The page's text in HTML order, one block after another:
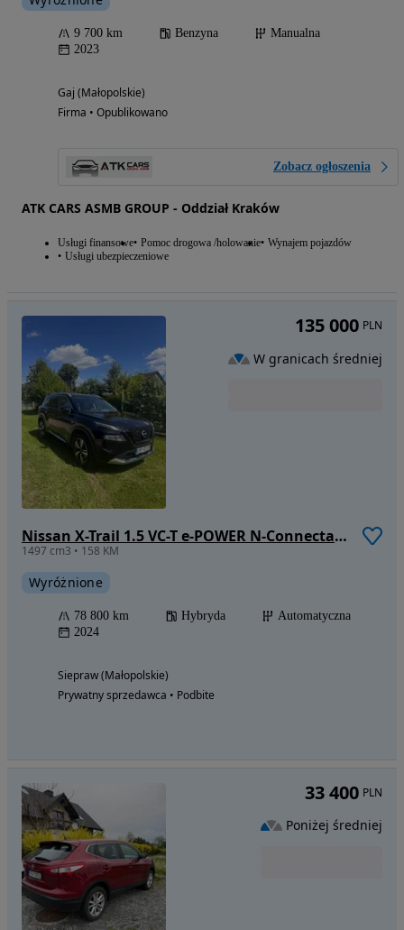
9 700 km Benzyna
Manualna
2023
Gaj (Małopolskie)
Firma • Opublikowano
Zobacz ogłoszenia
ATK CARS ASMB GROUP - Oddział Kraków
Usługi finansowe Pomoc drogowa /holowanie Wynajem pojazdów
Usługi ubezpieczeniowe
Nissan X-Trail 1.5 VC-T e-POWER N-Connecta e-4ORCE
1497 cm3 • 158 KM
Wyróżnione
78 800 km Hybryda
Automatyczna
2024
Siepraw (Małopolskie)
Prywatny sprzedawca • Podbite
135 000 PLN
W granicach średniej
33 400 PLN
Poniżej średniej